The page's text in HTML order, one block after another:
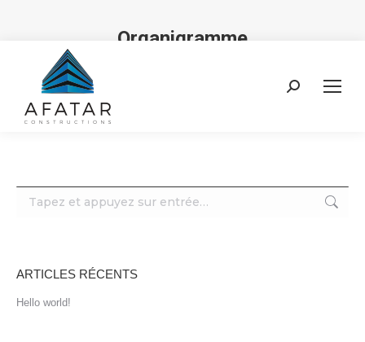
Recherche
Organigramme
ARTICLES RÉCENTS
Hello world!